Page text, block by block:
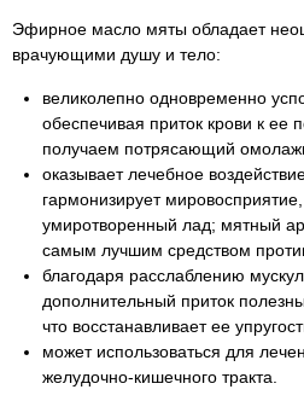
Эфирное масло мяты обладает
врачующими душу и тело:
великолепно одновременно
обеспечивая приток крови к ее
получаем потрясающий
оказывает лечебное
гармонизирует
умиротворенный лад; мятный
самым лучшим средством
благодаря расслаблению
дополнительный приток
что восстанавливает ее
может использоваться для
желудочно-кишечного тракта.